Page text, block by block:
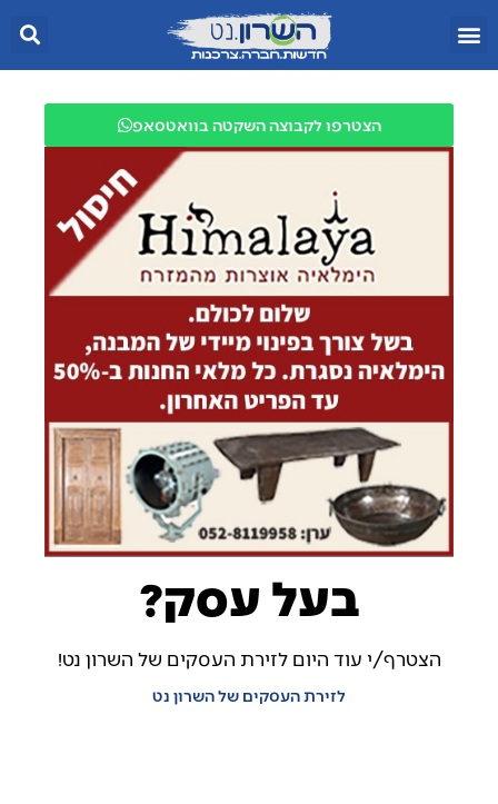
הצטרפו לקבוצה השקטה בוואטסאפ
בעל עסק?
הצטרף/י עוד היום לזירת העסקים של השרון נט!
לזירת העסקים של השרון נט